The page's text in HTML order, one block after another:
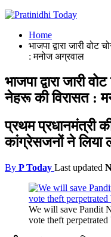
Home
भाजपा द्वारा जारी
: मनोज अग्रवाल
भाजपा द्वारा जारी
नेहरू की विरासत :
प्रथम प्रधानमंत्री
कांग्रेसजनों ने
By P Today Last updated
We will save Pandit
vote theft